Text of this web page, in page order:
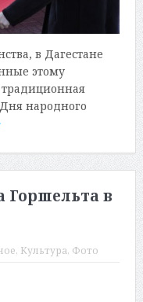
в Дагестане
этому
народного
Горшельта в
, Культура, Фото